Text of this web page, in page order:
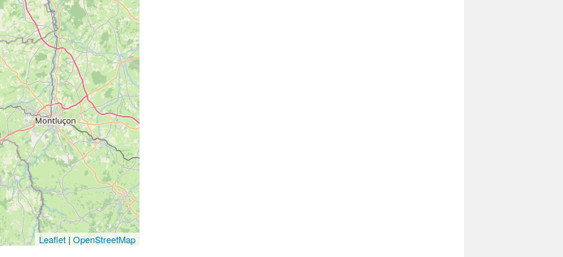
Leaflet | OpenStreetMap